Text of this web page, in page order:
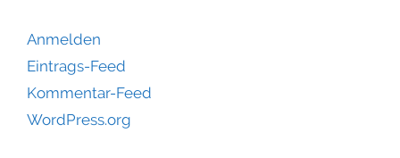
Anmelden
Eintrags-Feed
Kommentar-Feed
WordPress.org